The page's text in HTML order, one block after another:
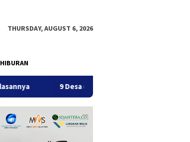
THURSDAY, AUGUST 6, 2026
HIBURAN
9 Desa di 6 Kecamatan Tulungagung Alami